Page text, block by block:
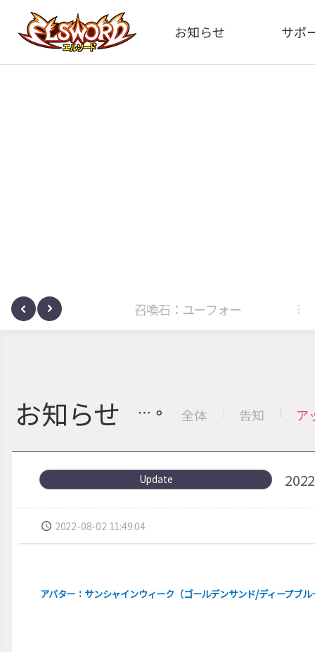
お知らせ
全体
サポ
サノヴァ 召喚石：ユーフォー
お知らせ 全体 告知 ア
Update
2022-08-02 11:49:04
アバター：サンシャインウィーク（ゴールデンサンド/ディープブル